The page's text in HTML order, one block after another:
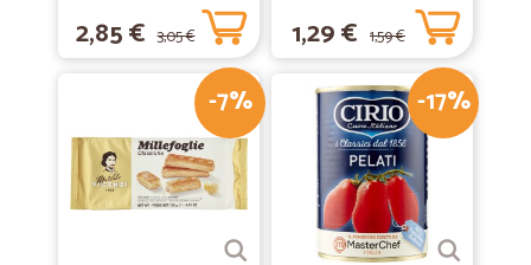
2,85 € 3,05 € 1,29 € 1,59 €
-7% -17%